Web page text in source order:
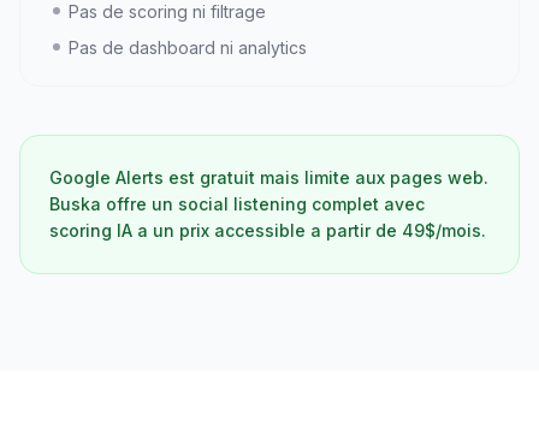
Pas de scoring ni filtrage
Pas de dashboard ni analytics
Google Alerts est gratuit mais limite aux pages web.
Buska offre un social listening complet avec
scoring IA a un prix accessible a partir de 49$/mois.